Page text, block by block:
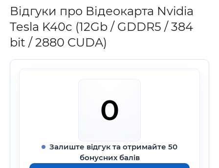
Відгуки про Відеокарта Nvidia
Tesla K40c (12Gb / GDDR5 / 384
bit / 2880 CUDA)
0
Залиште відгук та отримайте 50
бонусних балів